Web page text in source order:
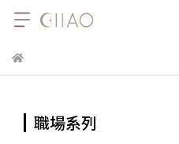
職場系列